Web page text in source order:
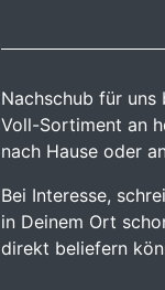
Nachschub für
Voll-Sortiment an
nach Hause oder
Bei Interesse,
in Deinem Ort
direkt beliefern